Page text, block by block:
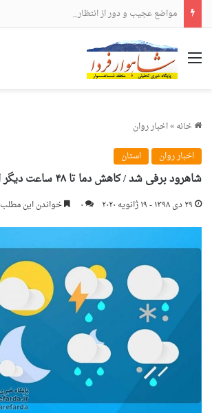
مواضع عجیب و دور از انتظار علی لاریجانی
منو
خانه»اخبار روان
اخبار روان
استان
شاهرود برفی شد / کاهش دما تا ۴۸ ساعت دیگر ادامه دارد
۲۹ دی ۱۳۹۸ - ۱۹ ژانویه ۲۰۲۰ ۰ خواندن این مطلب 1 دقیقه زمان میبرد